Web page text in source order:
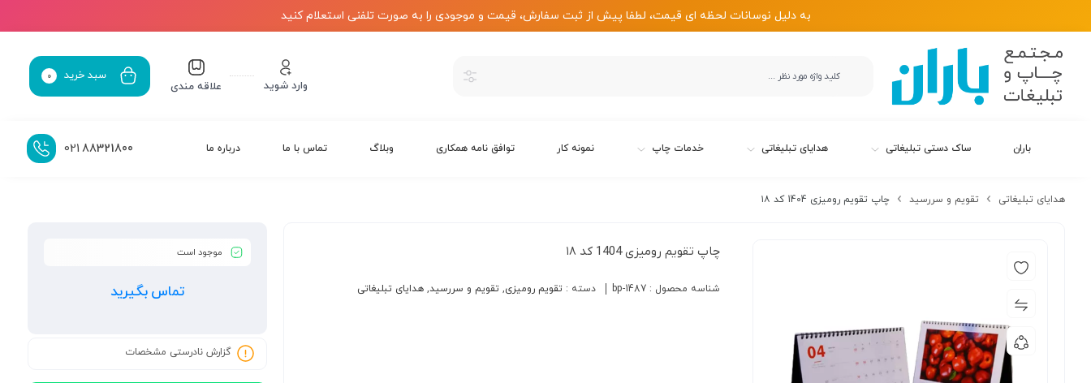
به دلیل نوسانات لحظه ای قیمت، لطفا پیش از ثبت سفارش، قیمت و موجودی را به صورت تلفنی استعلام کنید
وارد شوید علاقه مندی
سبد خرید 0
باران ساک دستی تبلیغاتی هدایای تبلیغاتی خدمات چاپ نمونه کار توافق نامه همکاری وبلاگ تماس با ما درباره ما 88321800
021
هدایای تبلیغاتی تقویم و سررسید چاپ تقویم رومیزی 1404 کد ۱۸
چاپ تقویم رومیزی 1404 کد ۱۸
شناسه محصول : bp-1487 دسته : تقویم رومیزی, تقویم و سررسید, هدایای تبلیغاتی
موجود است
تماس بگیرید
گزارش نادرستی مشخصات